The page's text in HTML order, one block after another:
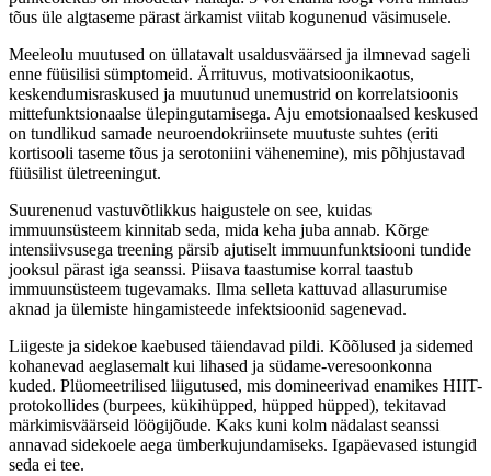
tõus üle algtaseme pärast ärkamist viitab kogunenud väsimusele.
Meeleolu muutused on üllatavalt usaldusväärsed ja ilmnevad sageli
enne füüsilisi sümptomeid. Ärrituvus, motivatsioonikaotus,
keskendumisraskused ja muutunud unemustrid on korrelatsioonis
mittefunktsionaalse ülepingutamisega. Aju emotsionaalsed keskused
on tundlikud samade neuroendokriinsete muutuste suhtes (eriti
kortisooli taseme tõus ja serotoniini vähenemine), mis põhjustavad
füüsilist ületreeningut.
Suurenenud vastuvõtlikkus haigustele on see, kuidas
immuunsüsteem kinnitab seda, mida keha juba annab. Kõrge
intensiivsusega treening pärsib ajutiselt immuunfunktsiooni tundide
jooksul pärast iga seanssi. Piisava taastumise korral taastub
immuunsüsteem tugevamaks. Ilma selleta kattuvad allasurumise
aknad ja ülemiste hingamisteede infektsioonid sagenevad.
Liigeste ja sidekoe kaebused täiendavad pildi. Kõõlused ja sidemed
kohanevad aeglasemalt kui lihased ja südame-veresoonkonna
kuded. Plüomeetrilised liigutused, mis domineerivad enamikes HIIT-
protokollides (burpees, kükihüpped, hüpped hüpped), tekitavad
märkimisväärseid löögijõude. Kaks kuni kolm nädalast seanssi
annavad sidekoele aega ümberkujundamiseks. Igapäevased istungid
seda ei tee.